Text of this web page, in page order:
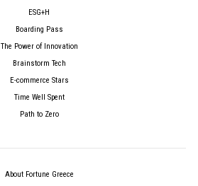
ESG+H
Boarding Pass
The Power of Innovation
Brainstorm Tech
E-commerce Stars
Time Well Spent
Path to Zero
About Fortune Greece